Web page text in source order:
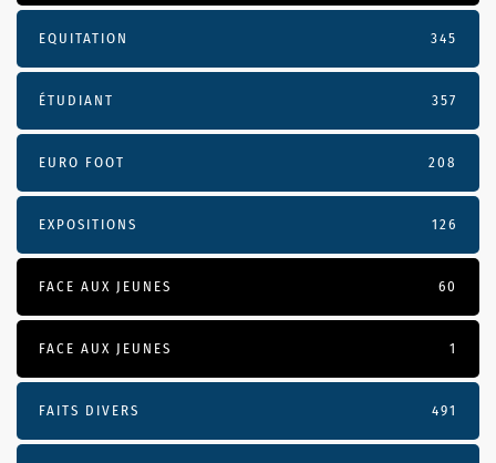
EQUITATION 345
ÉTUDIANT 357
EURO FOOT 208
EXPOSITIONS 126
FACE AUX JEUNES 60
FACE AUX JEUNES 1
FAITS DIVERS 491